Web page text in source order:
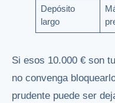
Depósito
largo
Si esos 10.000 € son
no convenga
prudente puede ser